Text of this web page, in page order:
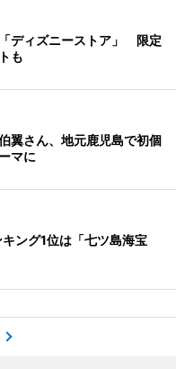
ディズニーストア」 限定
も
翼さん、地元鹿児島で初個
マに
ング1位は「七ツ島海宝